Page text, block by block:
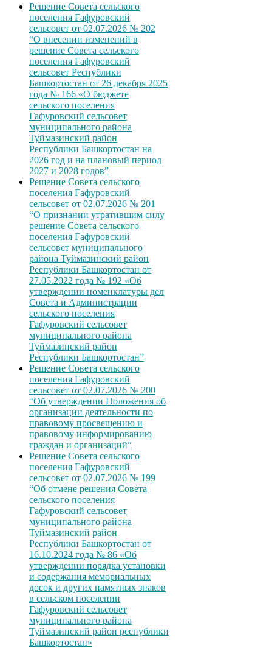
Решение Совета сельского
поселения Гафуровский
сельсовет от 02.07.2026 № 202
“О внесении изменений в
решение Совета сельского
поселения Гафуровский
сельсовет Республики
Башкортостан от 26 декабря 2025
года № 166 «О бюджете
сельского поселения
Гафуровский сельсовет
муниципального района
Туймазинский район
Республики Башкортостан на
2026 год и на плановый период
2027 и 2028 годов”
Решение Совета сельского
поселения Гафуровский
сельсовет от 02.07.2026 № 201
“О признании утратившим силу
решение Совета сельского
поселения Гафуровский
сельсовет муниципального
района Туймазинский район
Республики Башкортостан от
27.05.2022 года № 192 «Об
утверждении номенклатуры дел
Совета и Администрации
сельского поселения
Гафуровский сельсовет
муниципального района
Туймазинский район
Республики Башкортостан”
Решение Совета сельского
поселения Гафуровский
сельсовет от 02.07.2026 № 200
“Об утверждении Положения об
организации деятельности по
правовому просвещению и
правовому информированию
граждан и организаций”
Решение Совета сельского
поселения Гафуровский
сельсовет от 02.07.2026 № 199
“Об отмене решения Совета
сельского поселения
Гафуровский сельсовет
муниципального района
Туймазинский район
Республики Башкортостан от
16.10.2024 года № 86 «Об
утверждении порядка установки
и содержания мемориальных
досок и других памятных знаков
в сельском поселении
Гафуровский сельсовет
муниципального района
Туймазинский район республики
Башкортостан»